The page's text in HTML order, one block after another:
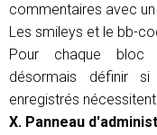
commentaires avec
Les smileys et le bb-
Pour chaque bloc
désormais définir
enregistrés
X. Panneau